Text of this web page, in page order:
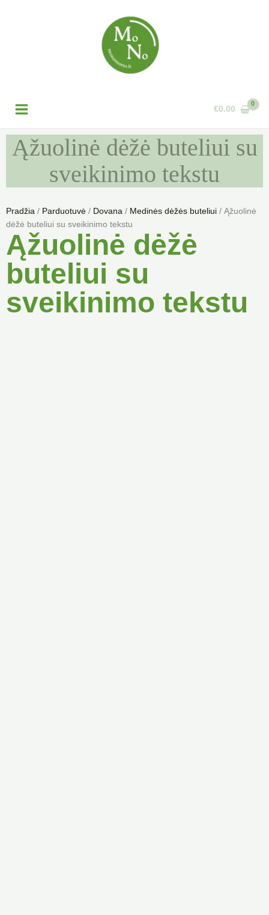
€0.00
Ąžuolinė dėžė buteliui su
sveikinimo tekstu
Pradžia / Parduotuvė / Dovana / Medinės dėžės buteliui / Ąžuolinė
dėžė buteliui su sveikinimo tekstu
Ąžuolinė dėžė
buteliui su
sveikinimo tekstu